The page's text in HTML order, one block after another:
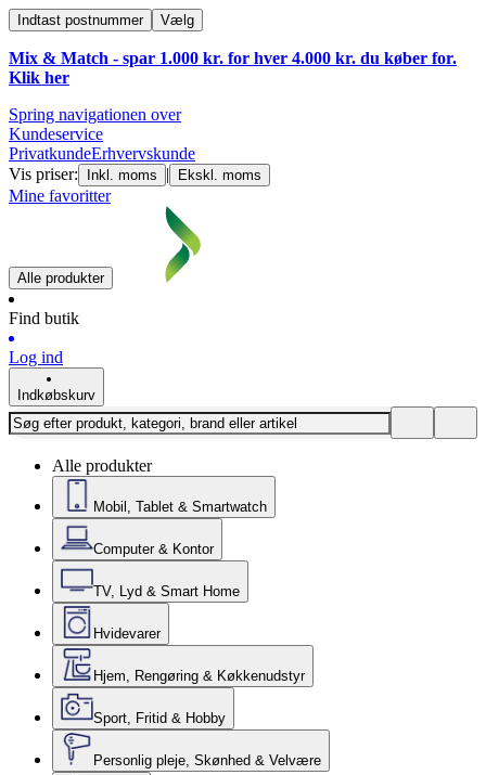
Indtast postnummer Vælg
Mix & Match - spar 1.000 kr. for hver 4.000 kr. du køber for.
Klik her
Spring navigationen over
Kundeservice
PrivatkundeErhvervskunde
Vis priser:
Inkl. moms | Ekskl. moms
Mine favoritter
Alle produkter
Find butik
Log ind
Indkøbskurv
Alle produkter
Mobil, Tablet & Smartwatch
Computer & Kontor
TV, Lyd & Smart Home
Hvidevarer
Hjem, Rengøring & Køkkenudstyr
Sport, Fritid & Hobby
Personlig pleje, Skønhed & Velvære